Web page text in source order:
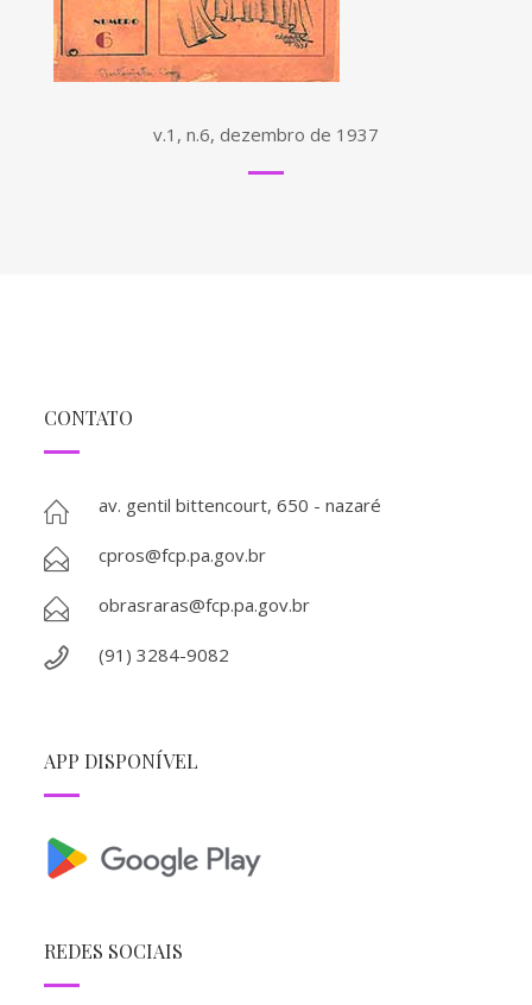
v.1, n.6, dezembro de 1937
CONTATO
av. gentil bittencourt, 650 - nazaré
cpros@fcp.pa.gov.br
obrasraras@fcp.pa.gov.br
(91) 3284-9082
APP DISPONÍVEL
REDES SOCIAIS